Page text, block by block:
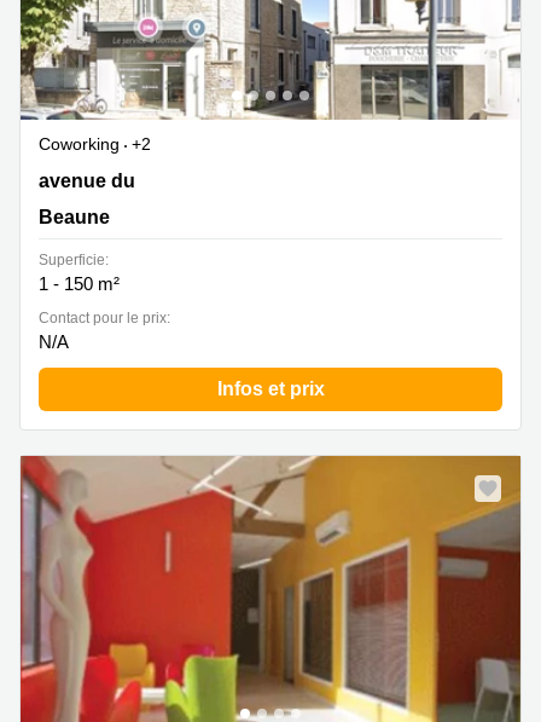
Coworking
Nice
Centres
d'affaires
bureaux
Paris
Centre
d'affaires
Coworking
+2
11 avenue du 8 septembre 1944, Beaune
avenue du
Beaune
Superficie:
1 - 150 m²
Contact pour le prix:
N/A
Infos et prix